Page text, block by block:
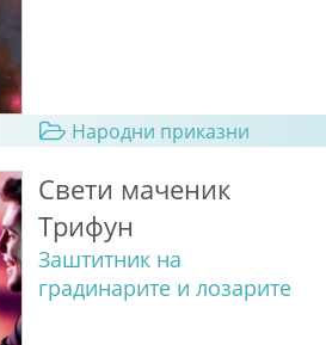
Народни приказни
Свети маченик
Трифун
Заштитник на
градинарите и лозарите